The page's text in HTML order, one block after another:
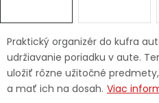
Servis náradia
Doprava a platba Váš
Kontakty
Praktický organizér do kufra
udržiavanie poriadku v aute.
uložiť rôzne užitočné
a mať ich na dosah. Viac